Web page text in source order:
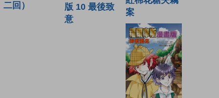
二回）
版 10 最後致
意
案